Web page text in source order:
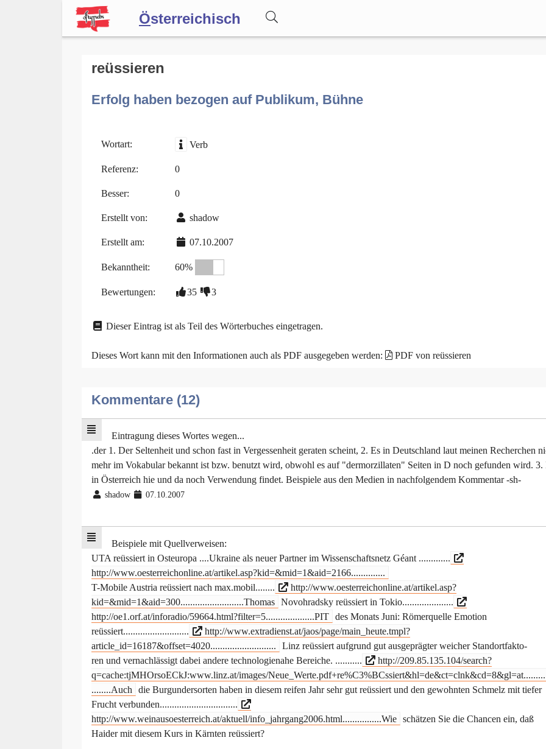
Österreichisch
Forum
Blog
reüssieren
Erfolg haben bezogen auf Publikum, Bühne
Wortart: Verb
Referenz: 0
Besser: 0
Erstellt von: shadow
Erstellt am: 07.10.2007
Bekanntheit: 60%
Bewertungen: 35 3
Dieser Eintrag ist als Teil des Wörterbuches eingetragen.
Dieses Wort kann mit den Informationen auch als PDF ausgegeben werden: PDF von reüssieren
Kommentare (12)
Eintragung dieses Wortes wegen...
.der 1. Der Seltenheit und schon fast in Vergessenheit geraten scheint, 2. Es in Deutschland laut meinen Recherchen
mehr im Vokabular bekannt ist bzw. benutzt wird, obwohl es auf "dermorzillaten" Seiten in D noch gefunden wird. 3.
in Österreich hie und da noch Verwendung findet. Beispiele aus den Medien in nachfolgendem Kommentar -sh-
shadow 07.10.2007
Beispiele mit Quellverweisen:
UTA reüssiert in Osteuropa ....Ukraine als neuer Partner im Wissenschaftsnetz Géant .............
http://www.oesterreichonline.at/artikel.asp?kid=&mid=1&aid=2166..............
T-Mobile Austria reüssiert nach max.mobil........
http://www.oesterreichonline.at/artikel.asp?
kid=&mid=1&aid=300..........................Thomas Novohradsky reüssiert in Tokio.....................
http://oe1.orf.at/inforadio/59664.html?filter=5....................PIT des Monats Juni: Römerquelle Emotion
reüssiert...........................
http://www.extradienst.at/jaos/page/main_heute.tmpl?
article_id=16187&offset=4020...........................
Linz reüssiert aufgrund gut ausgeprägter weicher Standortfakto-
ren und vernachlässigt dabei andere technologienahe Bereiche. ...........
http://209.85.135.104/search?
q=cache:tjMHOrsoECkJ:www.linz.at/images/
........Auch
die Burgundersorten haben in diesem reifen Jahr sehr gut reüssiert und den gewohnten Schmelz mit tiefer
Frucht verbunden................................
http://www.weinausoesterreich.at/aktuell/info_jahrgang2006.html................Wie schätzen Sie die Chancen ein, daß
Haider mit diesem Kurs in Kärnten reüssiert?